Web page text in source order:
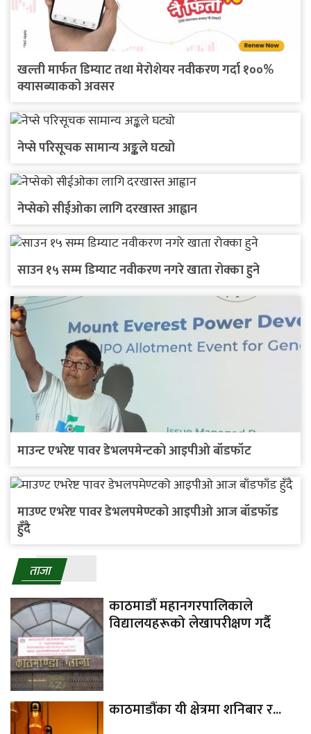
खल्ती मार्फत डिम्याट तथा मेरोशेयर नवीकरण गर्दा १००%
क्यासब्याकको अवसर
नेप्से परिसूचक सामान्य अङ्कले घट्यो
नेप्सेको सीईओका लागि दरखास्त आह्वान
साउन १५ सम्म डिम्याट नवीकरण नगरे खाता रोक्का हुने
माउन्ट एभरेष्ट पावर डेभलपमेन्टको आइपीओ बाँडफाँट
माउण्ट एभरेष्ट पावर डेभलपमेण्टको आइपीओ आज बाँडफाँड
हुँदै
ताजा
काठमाडौं महानगरपालिकाले
विद्यालयहरूको लेखापरीक्षण गर्दै
काठमाडौंका यी क्षेत्रमा शनिबार र...